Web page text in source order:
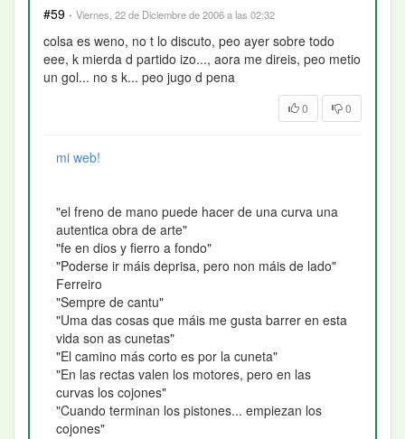
#59 · Viernes, 22 de Diciembre de 2006 a las 02:32
colsa es weno, no t lo discuto, peo ayer sobre todo
eee, k mierda d partido izo..., aora me direis, peo metio
un gol... no s k... peo jugo d pena
0 0
mi web!
"el freno de mano puede hacer de una curva una
autentica obra de arte"
"fe en dios y fierro a fondo"
"Poderse ir máis deprisa, pero non máis de lado"
Ferreiro
"Sempre de cantu"
"Uma das cosas que máis me gusta barrer en esta
vida son as cunetas"
"El camino más corto es por la cuneta"
"En las rectas valen los motores, pero en las
curvas los cojones"
"Cuando terminan los pistones... empiezan los
cojones"